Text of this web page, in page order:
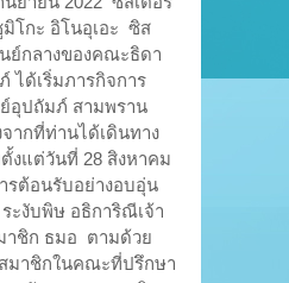
โกะ อิโนอุเอะ ซิส
ย์กลางของคณะธิดา
ได้เริ่มภารกิจการ
อุปถัมภ์ สามพราน
ากที่ท่านได้เดินทาง
งแต่วันที่ 28 สิงหาคม
รต้อนรับอย่างอบอุ่น
ะงับพิษ อธิการิณีเจ้า
าชิก ธมอ ตามด้วย
มาชิกในคณะที่ปรึกษา